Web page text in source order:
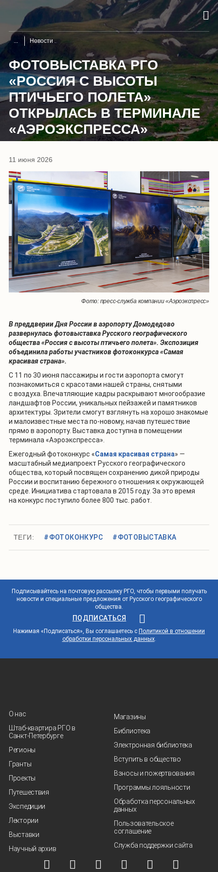
Новости
ФОТОВЫСТАВКА РГО
«РОССИЯ С ВЫСОТЫ
ПТИЧЬЕГО ПОЛЕТА»
ОТКРЫЛАСЬ В ТЕРМИНАЛЕ
«АЭРОЭКСПРЕССА»
11 июня 2026
Фото: пресс-служба компании «Аэроэкспресс»
В преддверии Дня России в аэропорту Домодедово
развернулась фотовыставка Русского географического
общества «Россия с высоты птичьего полета». Экспозиция
объединила работы участников фотоконкурса «Самая
красивая страна».
С 11 по 30 июня пассажиры и гости аэропорта смогут
познакомиться с красотами нашей страны, снятыми
с воздуха. Впечатляющие кадры раскрывают многообразие
ландшафтов России, уникальных пейзажей и памятников
архитектуры. Зрители смогут взглянуть на хорошо знакомые
и малоизвестные места по-новому, начав путешествие
прямо в аэропорту. Выставка доступна в помещении
терминала «Аэроэкспресса».
Ежегодный фотоконкурс «Самая красивая страна» —
масштабный медиапроект Русского географического
общества, который посвящен сохранению дикой природы
России и воспитанию бережного отношения к окружающей
среде. Инициатива стартовала в 2015 году. За это время
на конкурс поступило более 800 тыс. работ.
ТЕГИ: #ФОТОКОНКУРС #ФОТОВЫСТАВКА
Подписывайтесь на почтовую рассылку РГО, чтобы первыми получать
новости и специальные предложения от Русского географического
общества.
ПОДПИСАТЬСЯ
Нажимая «Подписаться», Вы соглашаетесь с Политикой в отношении
обработки персональных данных.
О нас
Штаб-квартира РГО в
Санкт‑Петербурге
Регионы
Гранты
Проекты
Путешествия
Экспедиции
Лектории
Выставки
Научный архив
Магазины
Библиотека
Электронная библиотека
Вступить в общество
Взносы и пожертвования
Программы лояльности
Обработка персональных
данных
Пользовательское
соглашение
Служба поддержки сайта